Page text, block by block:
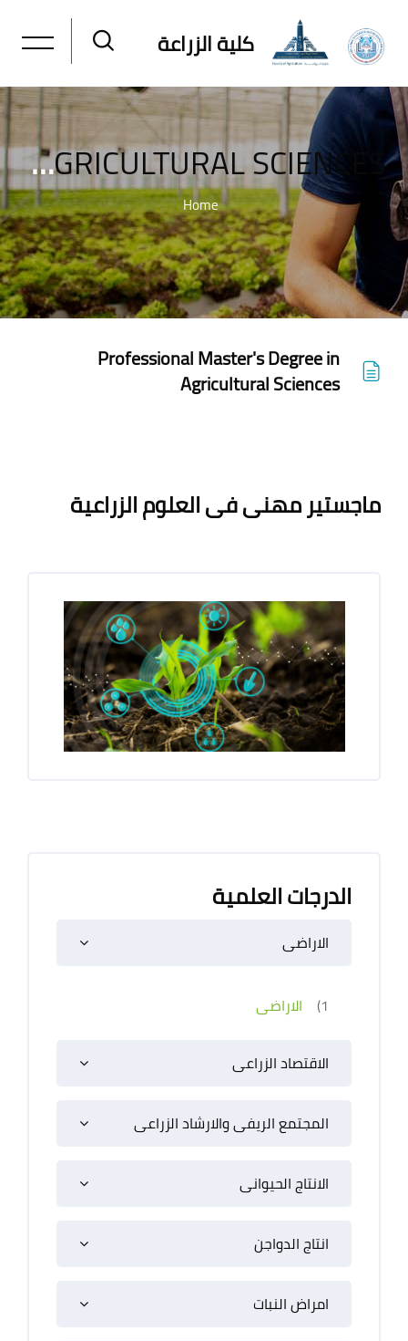
كلية الزراعة
MASTER'S DEGREE IN AGRICULTURAL SCIENCES
Home
Professional Master's Degree in
Agricultural Sciences
الكتل
ماجستير مهنى فى العلوم الزراعية
الدرجات العلمية
الاراضى
1) الاراضى
الاقتصاد الزراعى
المجتمع الريفى والارشاد الزراعى
الانتاج الحيوانى
انتاج الدواجن
امراض النبات